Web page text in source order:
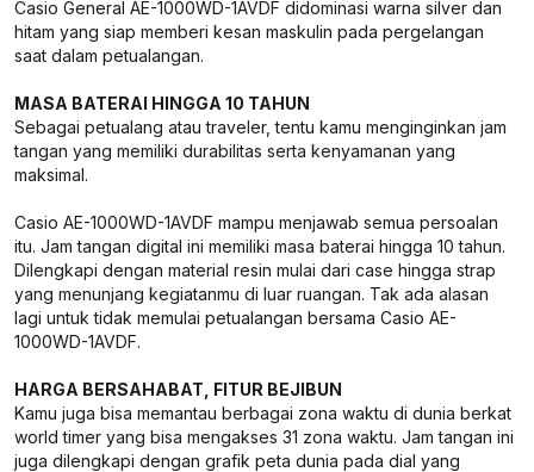
Casio General AE-1000WD-1AVDF didominasi warna silver dan
hitam yang siap memberi kesan maskulin pada pergelangan
saat dalam petualangan.
MASA BATERAI HINGGA 10 TAHUN
Sebagai petualang atau traveler, tentu kamu menginginkan jam
tangan yang memiliki durabilitas serta kenyamanan yang
maksimal.
Casio AE-1000WD-1AVDF mampu menjawab semua persoalan
itu. Jam tangan digital ini memiliki masa baterai hingga 10 tahun.
Dilengkapi dengan material resin mulai dari case hingga strap
yang menunjang kegiatanmu di luar ruangan. Tak ada alasan
lagi untuk tidak memulai petualangan bersama Casio AE-
1000WD-1AVDF.
HARGA BERSAHABAT, FITUR BEJIBUN
Kamu juga bisa memantau berbagai zona waktu di dunia berkat
world timer yang bisa mengakses 31 zona waktu. Jam tangan ini
juga dilengkapi dengan grafik peta dunia pada dial yang